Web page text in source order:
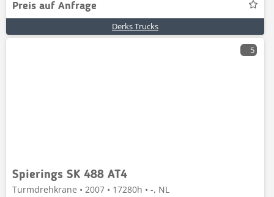
Preis auf Anfrage
Derks Trucks
5
Spierings SK 488 AT4
Turmdrehkrane • 2007 • 17280h • -, NL